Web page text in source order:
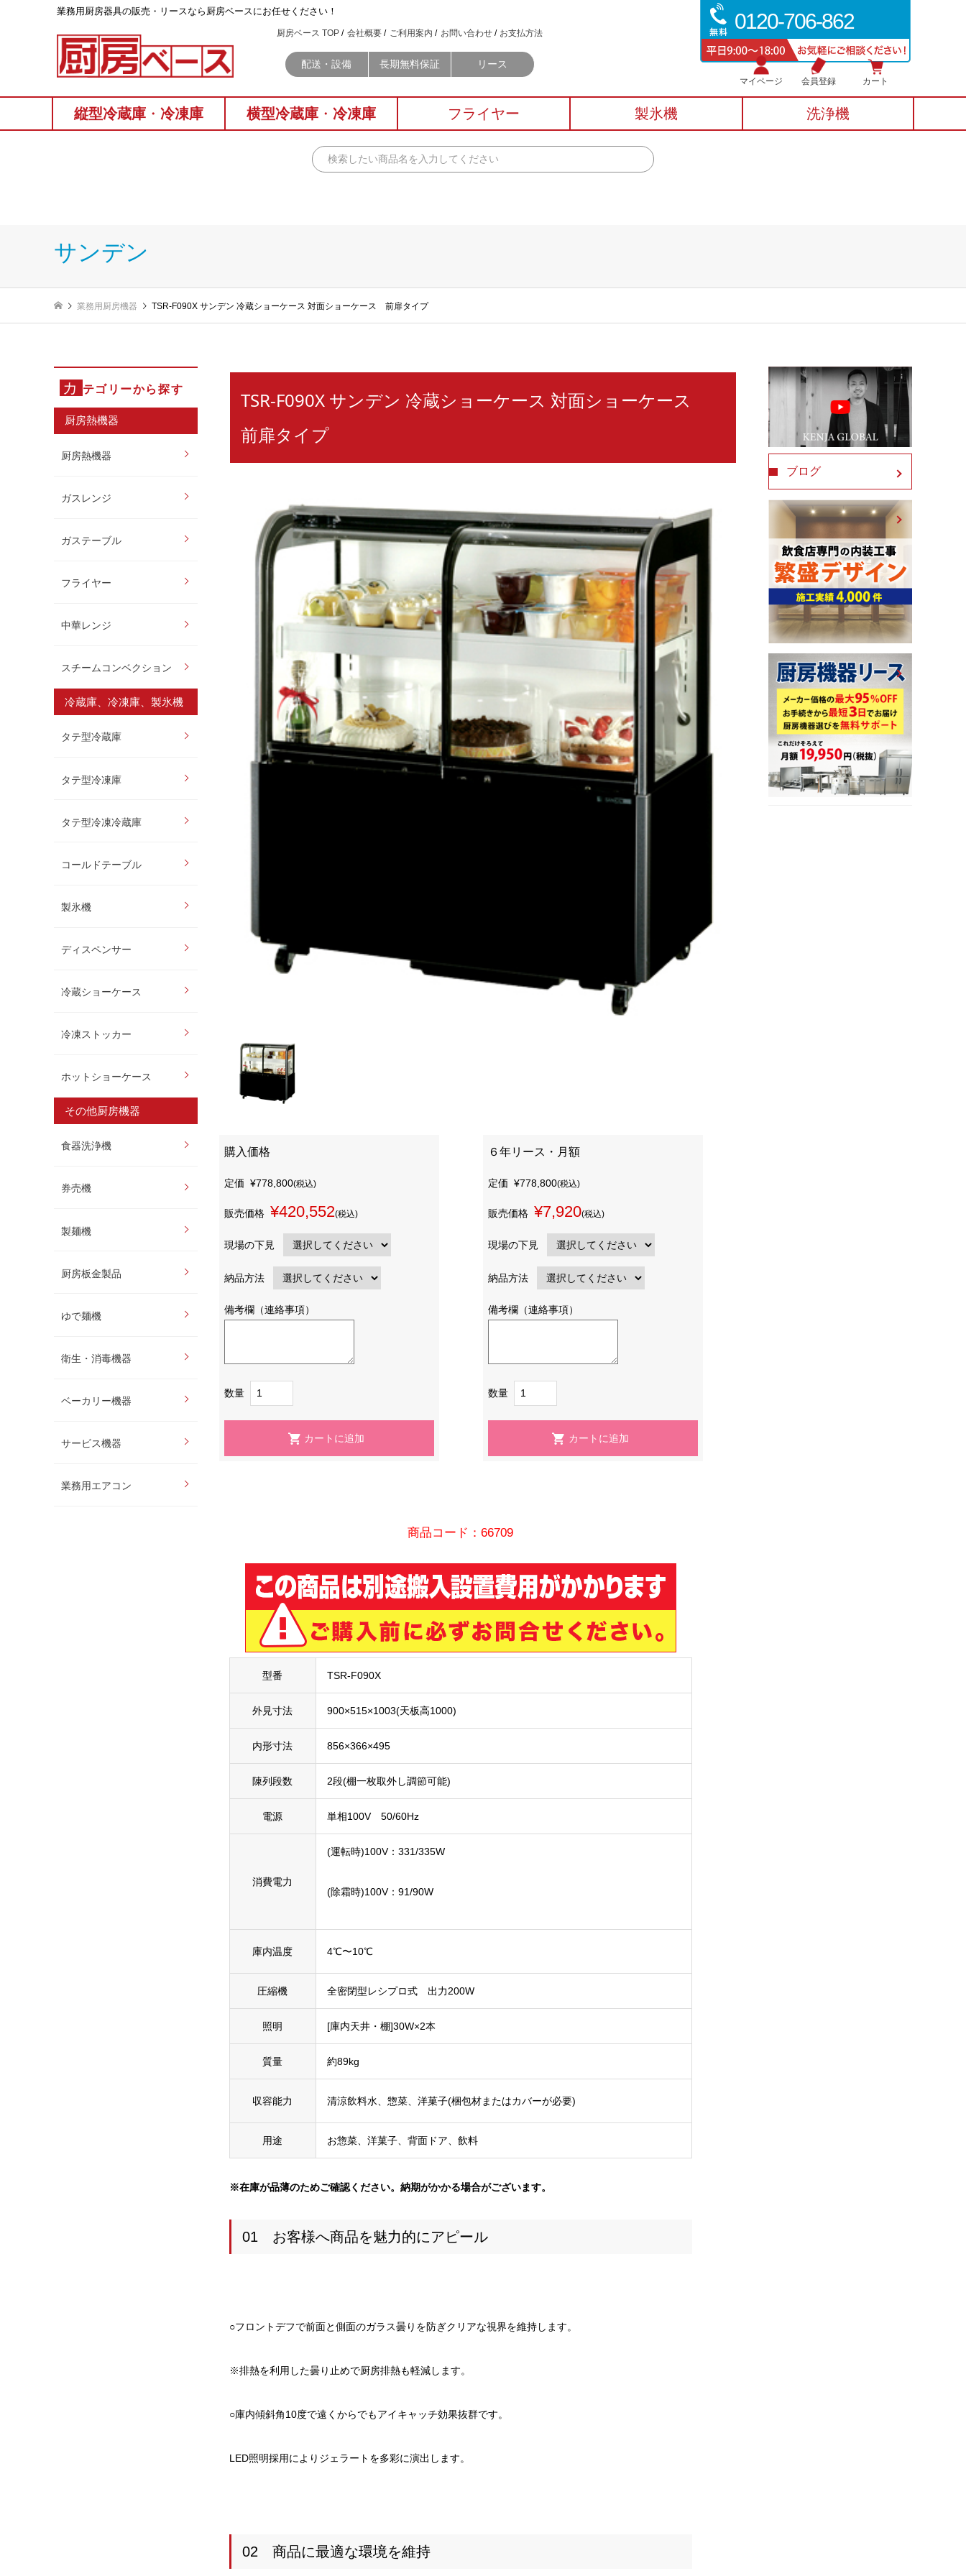
0120-706-862
業務⽤厨房器具の販売・リースなら厨房ベースにお任せください！
厨房ベース TOP 会社概要 ご利用案内 お問い合わせ お支払方法
配送・設備 長期無料保証 リース
マイページ 会員登録 カート
縦型冷蔵庫 ・ 冷凍庫 横型冷蔵庫 ・ 冷凍庫 フライヤー 製氷機 洗浄機
サンデン
業務用厨房機器 TSR-F090X サンデン 冷蔵ショーケース 対面ショーケース 前扉タイプ
カ テゴリーから探す
厨房熱機器
厨房熱機器
ガスレンジ
ガステーブル
フライヤー
中華レンジ
スチームコンベクション
冷蔵庫、冷凍庫、製氷機
タテ型冷蔵庫
タテ型冷凍庫
タテ型冷凍冷蔵庫
コールドテーブル
製氷機
ディスペンサー
冷蔵ショーケース
冷凍ストッカー
ホットショーケース
その他厨房機器
食器洗浄機
券売機
製麺機
厨房板金製品
ゆで麺機
衛生・消毒機器
ベーカリー機器
サービス機器
業務用エアコン
TSR-F090X サンデン 冷蔵ショーケース 対面ショーケース
前扉タイプ
購入価格
定価 ¥778,800(税込)
販売価格 ¥420,552(税込)
現場の下見
納品方法
備考欄（連絡事項）
数量
６年リース・月額
定価 ¥778,800(税込)
販売価格 ¥7,920(税込)
現場の下見
納品方法
備考欄（連絡事項）
数量
商品コード：66709
型番 TSR-F090X
外見寸法 900×515×1003(天板高1000)
内形寸法 856×366×495
陳列段数 2段(棚一枚取外し調節可能)
電源 単相100V 50/60Hz
消費電力
(運転時)100V：331/335W
(除霜時)100V：91/90W
庫内温度 4℃〜10℃
圧縮機 全密閉型レシプロ式 出力200W
照明 [庫内天井・棚]30W×2本
質量 約89kg
収容能力 清涼飲料水、惣菜、洋菓子(梱包材またはカバーが必要)
用途 お惣菜、洋菓子、背面ドア、飲料
※在庫が品薄のためご確認ください。納期がかかる場合がございます。
01 お客様へ商品を魅力的にアピール
○フロントデフで前面と側面のガラス曇りを防ぎクリアな視界を維持します。
※排熱を利用した曇り止めで厨房排熱も軽減します。
○庫内傾斜角10度で遠くからでもアイキャッチ効果抜群です。
LED照明採用によりジェラートを多彩に演出します。
02 商品に最適な環境を維持
ブログ